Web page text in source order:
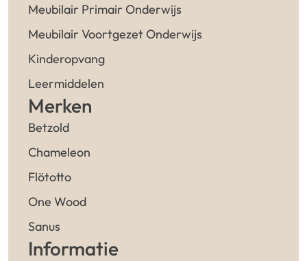
Meubilair Primair Onderwijs
Meubilair Voortgezet Onderwijs
Kinderopvang
Leermiddelen
Merken
Betzold
Chameleon
Flötotto
One Wood
Sanus
Informatie